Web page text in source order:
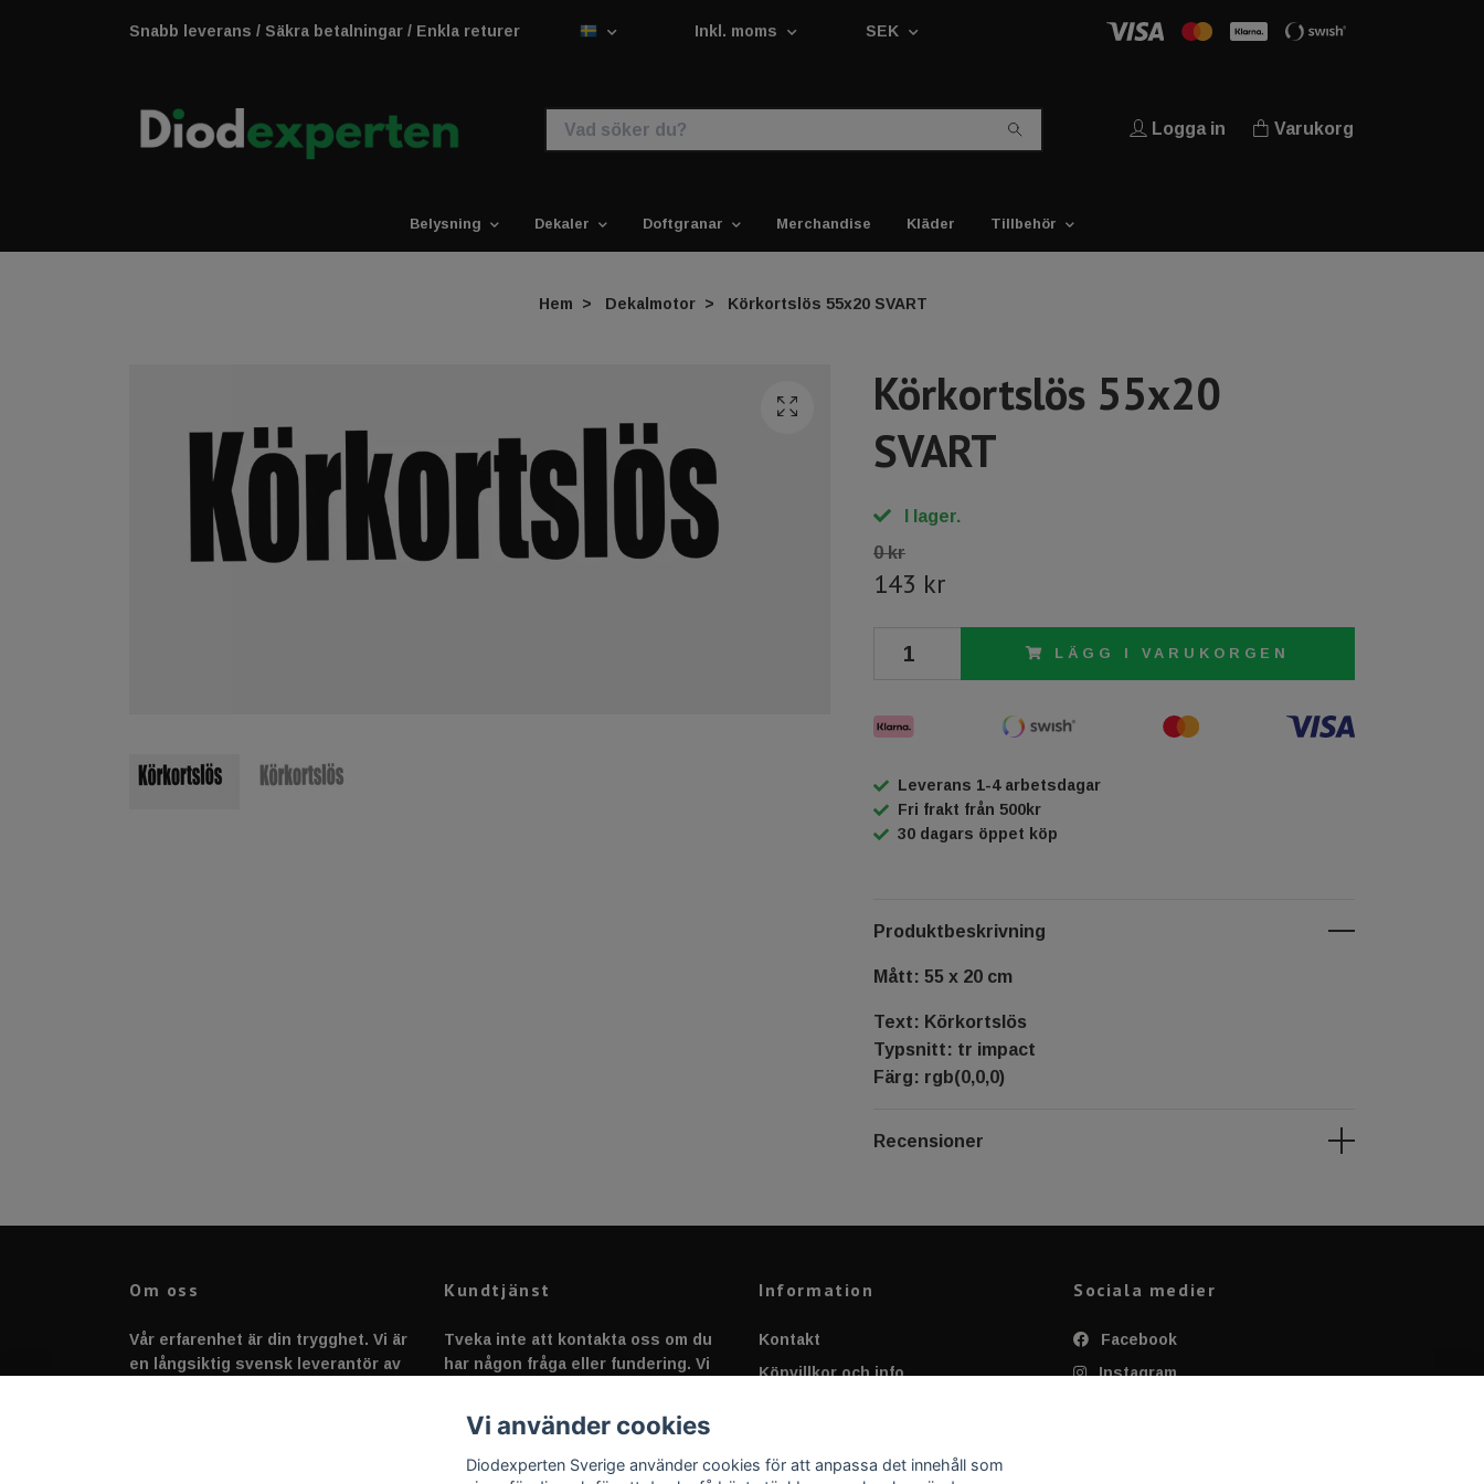
Snabb leverans / Säkra betalningar / Enkla returer Inkl. moms SEK
Logga in Varukorg
Belysning Dekaler Doftgranar Merchandise Kläder Tillbehör
Hem Dekalmotor Körkortslös 55x20 SVART
Körkortslös 55x20
SVART
I lager.
0 kr
143 kr
LÄGG I VARUKORGEN
Leverans 1-4 arbetsdagar
Fri frakt från 500kr
30 dagars öppet köp
Produktbeskrivning
Mått: 55 x 20 cm
Text: Körkortslös
Typsnitt: tr impact
Färg: rgb(0,0,0)
Recensioner
Om oss
Vår erfarenhet är din trygghet. Vi är
en långsiktig svensk leverantör av
Kundtjänst
Tveka inte att kontakta oss om du
har någon fråga eller fundering. Vi
Information
Kontakt
Köpvillkor och info
Applicering av Dekal
Sociala medier
Facebook
Instagram
Vi använder cookies
Diodexperten Sverige använder cookies för att anpassa det innehåll som